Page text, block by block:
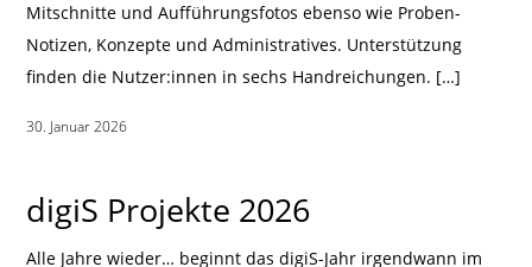
Mitschnitte und Aufführungsfotos ebenso wie Proben-
Notizen, Konzepte und Administratives. Unterstützung
finden die Nutzer:innen in sechs Handreichungen. […]
30. Januar 2026
digiS Projekte 2026
Alle Jahre wieder… beginnt das digiS-Jahr irgendwann im